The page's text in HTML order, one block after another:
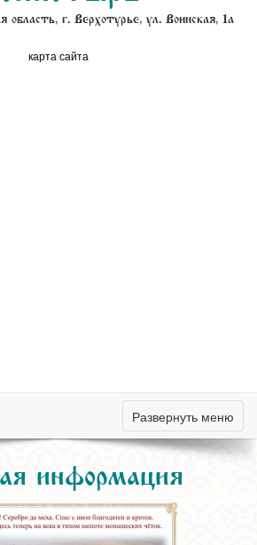
область, г. Верхотурье, ул. Воинская, 1а
карта сайта
Развернуть меню
информация